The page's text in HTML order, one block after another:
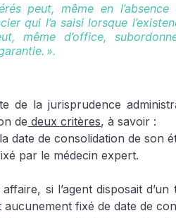
peut, même en
qui l’a saisi lorsque
même d’office,
».
de la jurisprudence
de deux critères, à savoir :
la date de consolidation de son
par le médecin expert.
si l’agent disposait
aucunement fixé de date de